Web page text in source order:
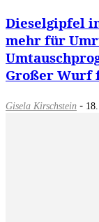
Dieselgipfel
mehr für
Großer Wurf
Gisela Kirschstein -